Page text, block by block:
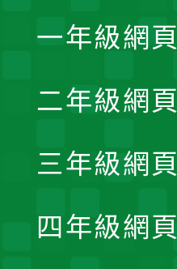
一年級網頁
二年級網頁
三年級網頁
四年級網頁